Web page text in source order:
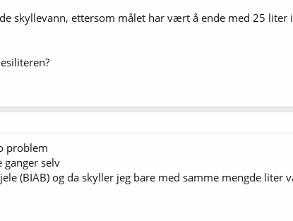
skyllevann, ettersom målet har vært å ende med 25
problem
ganger selv
(BIAB) og da skyller jeg bare med samme mengde liter